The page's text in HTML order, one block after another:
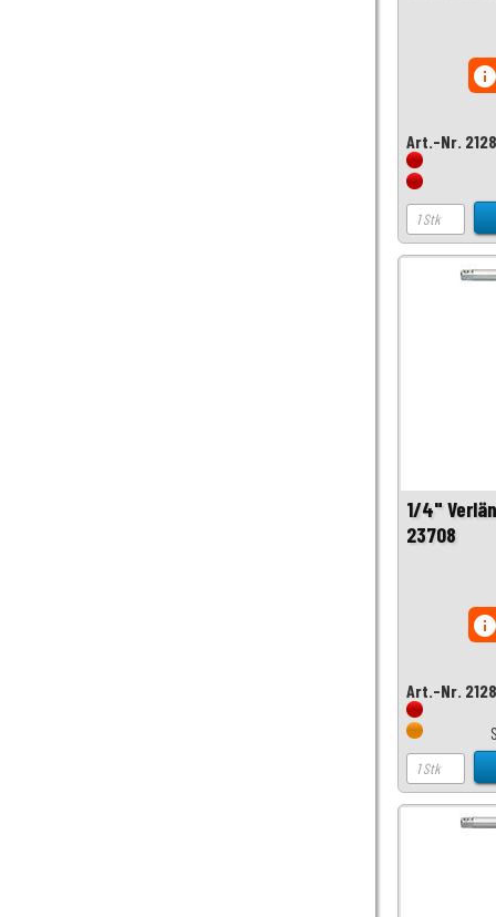
Art.-Nr.
1/4"
23708
Art.-Nr.